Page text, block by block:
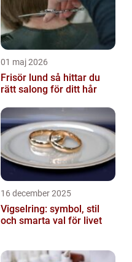
01 maj 2026
Frisör lund så hittar du
rätt salong för ditt hår
16 december 2025
Vigselring: symbol, stil
och smarta val för livet